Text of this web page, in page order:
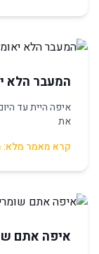
המעבר הלא
את
קרא מאמר מלא:
איפה אתם